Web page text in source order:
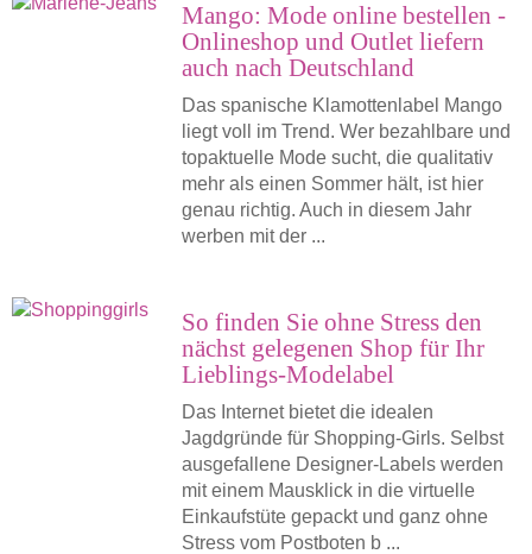
Mango: Mode online bestellen -
Onlineshop und Outlet liefern
auch nach Deutschland
Das spanische Klamottenlabel Mango
liegt voll im Trend. Wer bezahlbare und
topaktuelle Mode sucht, die qualitativ
mehr als einen Sommer hält, ist hier
genau richtig. Auch in diesem Jahr
werben mit der ...
So finden Sie ohne Stress den
nächst gelegenen Shop für Ihr
Lieblings-Modelabel
Das Internet bietet die idealen
Jagdgründe für Shopping-Girls. Selbst
ausgefallene Designer-Labels werden
mit einem Mausklick in die virtuelle
Einkaufstüte gepackt und ganz ohne
Stress vom Postboten b ...